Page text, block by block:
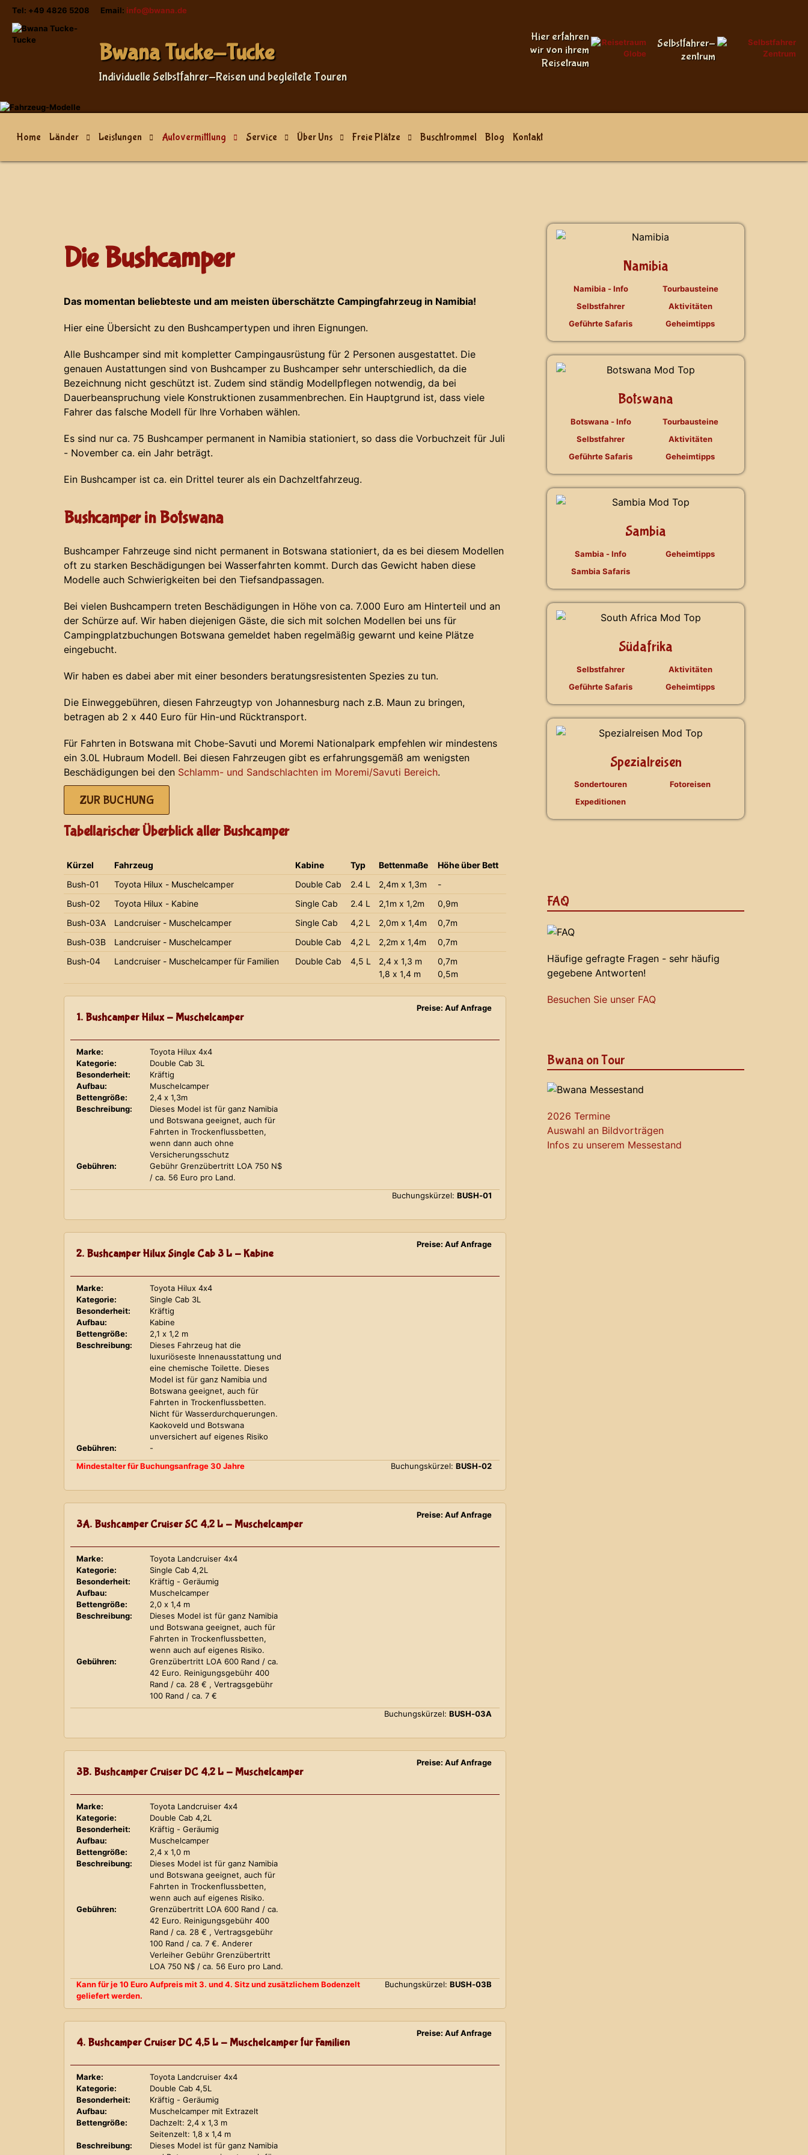
Tel: +49 4826 5208 Email: info@bwana.de
Sprache auswählen
Bwana Tucke-Tucke
Individuelle Selbstfahrer-Reisen und begleitete Touren
Hier erfahren
wir von ihrem
Reisetraum
Selbstfahrer-
zentrum
Home Länder Leistungen Autovermittlung Service Über Uns Freie Plätze Buschtrommel Blog Kontakt
Die Bushcamper
Das momentan beliebteste und am meisten überschätzte Campingfahrzeug in Namibia!
Hier eine Übersicht zu den Bushcampertypen und ihren Eignungen.
Alle Bushcamper sind mit kompletter Campingausrüstung für 2 Personen ausgestattet. Die
genauen Austattungen sind von Bushcamper zu Bushcamper sehr unterschiedlich, da die
Bezeichnung nicht geschützt ist. Zudem sind ständig Modellpflegen notwendig, da bei
Dauerbeanspruchung viele Konstruktionen zusammenbrechen. Ein Hauptgrund ist, dass viele
Fahrer das falsche Modell für Ihre Vorhaben wählen.
Es sind nur ca. 75 Bushcamper permanent in Namibia stationiert, so dass die Vorbuchzeit für Juli
- November ca. ein Jahr beträgt.
Ein Bushcamper ist ca. ein Drittel teurer als ein Dachzeltfahrzeug.
Bushcamper in Botswana
Bushcamper Fahrzeuge sind nicht permanent in Botswana stationiert, da es bei diesem Modellen
oft zu starken Beschädigungen bei Wasserfahrten kommt. Durch das Gewicht haben diese
Modelle auch Schwierigkeiten bei den Tiefsandpassagen.
Bei vielen Bushcampern treten Beschädigungen in Höhe von ca. 7.000 Euro am Hinterteil und an
der Schürze auf. Wir haben diejenigen Gäste, die sich mit solchen Modellen bei uns für
Campingplatzbuchungen Botswana gemeldet haben regelmäßig gewarnt und keine Plätze
eingebucht.
Wir haben es dabei aber mit einer besonders beratungsresistenten Spezies zu tun.
Die Einweggebühren, diesen Fahrzeugtyp von Johannesburg nach z.B. Maun zu bringen,
betragen ab 2 x 440 Euro für Hin-und Rücktransport.
Für Fahrten in Botswana mit Chobe-Savuti und Moremi Nationalpark empfehlen wir mindestens
ein 3.0L Hubraum Modell. Bei diesen Fahrzeugen gibt es erfahrungsgemäß am wenigsten
Beschädigungen bei den Schlamm- und Sandschlachten im Moremi/Savuti Bereich.
ZUR BUCHUNG
Tabellarischer Überblick aller Bushcamper
Kürzel Fahrzeug Kabine Typ Bettenmaße
Höhe über Bett
Bush-01
Toyota Hilux - Muschelcamper Double Cab 2.4 L 2,4m x 1,3m
-
Bush-02
Toyota Hilux - Kabine Single Cab 2.4 L 2,1m x 1,2m
0,9m
Bush-03A
Landcruiser - Muschelcamper Single Cab 4,2 L 2,0m x 1,4m
0,7m
Bush-03B
Landcruiser - Muschelcamper Double Cab 4,2 L 2,2m x 1,4m
0,7m
Bush-04
Landcruiser - Muschelcamper für Familien Double Cab 4,5 L
2,4 x 1,3 m
1,8 x 1,4 m
0,7m
0,5m
1. Bushcamper Hilux - Muschelcamper
Preise: Auf Anfrage
Marke:
Toyota Hilux 4x4
Kategorie:
Double Cab 3L
Besonderheit:
Kräftig
Aufbau:
Muschelcamper
Bettengröße:
2,4 x 1,3m
Beschreibung:
Dieses Model ist für ganz Namibia
und Botswana geeignet, auch für
Fahrten in Trockenflussbetten,
wenn dann auch ohne
Versicherungsschutz
Gebühren:
Gebühr Grenzübertritt LOA 750 N$
/ ca. 56 Euro pro Land.
Buchungskürzel: BUSH-01
2. Bushcamper Hilux Single Cab 3 L - Kabine
Preise: Auf Anfrage
Marke:
Toyota Hilux 4x4
Kategorie:
Single Cab 3L
Besonderheit:
Kräftig
Aufbau:
Kabine
Bettengröße:
2,1 x 1,2 m
Beschreibung:
Dieses Fahrzeug hat die
luxuriöseste Innenausstattung und
eine chemische Toilette. Dieses
Model ist für ganz Namibia und
Botswana geeignet, auch für
Fahrten in Trockenflussbetten.
Nicht für Wasserdurchquerungen.
Kaokoveld und Botswana
unversichert auf eigenes Risiko
Gebühren:
-
Mindestalter für Buchungsanfrage 30 Jahre
Buchungskürzel: BUSH-02
3A. Bushcamper Cruiser SC 4,2 L - Muschelcamper
Preise: Auf Anfrage
Marke:
Toyota Landcruiser 4x4
Kategorie:
Single Cab 4,2L
Besonderheit:
Kräftig - Geräumig
Aufbau:
Muschelcamper
Bettengröße:
2,0 x 1,4 m
Beschreibung:
Dieses Model ist für ganz Namibia
und Botswana geeignet, auch für
Fahrten in Trockenflussbetten,
wenn auch auf eigenes Risiko.
Gebühren:
Grenzübertritt LOA 600 Rand / ca.
42 Euro. Reinigungsgebühr 400
Rand / ca. 28 € , Vertragsgebühr
100 Rand / ca. 7 €
Buchungskürzel: BUSH-03A
3B. Bushcamper Cruiser DC 4,2 L - Muschelcamper
Preise: Auf Anfrage
Marke:
Toyota Landcruiser 4x4
Kategorie:
Double Cab 4,2L
Besonderheit:
Kräftig - Geräumig
Aufbau:
Muschelcamper
Bettengröße:
2,4 x 1,0 m
Beschreibung:
Dieses Model ist für ganz Namibia
und Botswana geeignet, auch für
Fahrten in Trockenflussbetten,
wenn auch auf eigenes Risiko.
Gebühren:
Grenzübertritt LOA 600 Rand / ca.
42 Euro. Reinigungsgebühr 400
Rand / ca. 28 € , Vertragsgebühr
100 Rand / ca. 7 €. Anderer
Verleiher Gebühr Grenzübertritt
LOA 750 N$ / ca. 56 Euro pro Land.
Kann für je 10 Euro Aufpreis mit 3. und 4. Sitz und zusätzlichem Bodenzelt
geliefert werden.
Buchungskürzel: BUSH-03B
4. Bushcamper Cruiser DC 4,5 L - Muschelcamper für Familien
Preise: Auf Anfrage
Marke:
Toyota Landcruiser 4x4
Kategorie:
Double Cab 4,5L
Besonderheit:
Kräftig - Geräumig
Aufbau:
Muschelcamper mit Extrazelt
Bettengröße:
Dachzelt: 2,4 x 1,3 m
Seitenzelt: 1,8 x 1,4 m
Beschreibung:
Dieses Model ist für ganz Namibia
Namibia
Namibia - Info
Selbstfahrer
Geführte Safaris
Tourbausteine
Aktivitäten
Geheimtipps
Botswana
Botswana - Info
Selbstfahrer
Geführte Safaris
Tourbausteine
Aktivitäten
Geheimtipps
Sambia
Sambia - Info
Sambia Safaris
Geheimtipps
Südafrika
Selbstfahrer
Geführte Safaris
Aktivitäten
Geheimtipps
Spezialreisen
Sondertouren
Expeditionen
Fotoreisen
FAQ
Häufige gefragte Fragen - sehr häufig
gegebene Antworten!
Besuchen Sie unser FAQ
Bwana on Tour
2026 Termine
Auswahl an Bildvorträgen
Infos zu unserem Messestand